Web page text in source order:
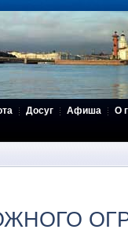
Досуг Афиша О